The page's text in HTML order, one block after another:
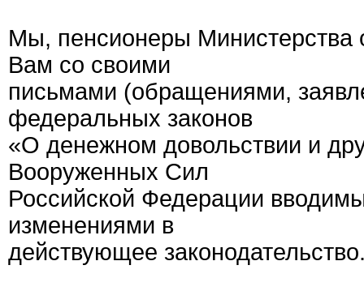
Мы, пенсионеры Министерства
Вам со своими
письмами (обращениями,
федеральных законов
«О денежном довольствии и
Вооруженных Сил
Российской Федерации
изменениями в
действующее